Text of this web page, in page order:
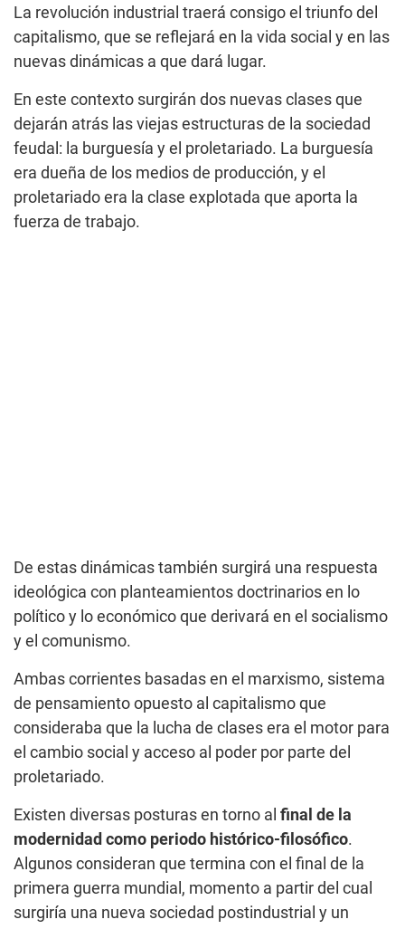
La revolución industrial traerá consigo el triunfo del
capitalismo, que se reflejará en la vida social y en las
nuevas dinámicas a que dará lugar.
En este contexto surgirán dos nuevas clases que
dejarán atrás las viejas estructuras de la sociedad
feudal: la burguesía y el proletariado. La burguesía
era dueña de los medios de producción, y el
proletariado era la clase explotada que aporta la
fuerza de trabajo.
De estas dinámicas también surgirá una respuesta
ideológica con planteamientos doctrinarios en lo
político y lo económico que derivará en el socialismo
y el comunismo.
Ambas corrientes basadas en el marxismo, sistema
de pensamiento opuesto al capitalismo que
consideraba que la lucha de clases era el motor para
el cambio social y acceso al poder por parte del
proletariado.
Existen diversas posturas en torno al final de la
modernidad como periodo histórico-filosófico.
Algunos consideran que termina con el final de la
primera guerra mundial, momento a partir del cual
surgiría una nueva sociedad postindustrial y un